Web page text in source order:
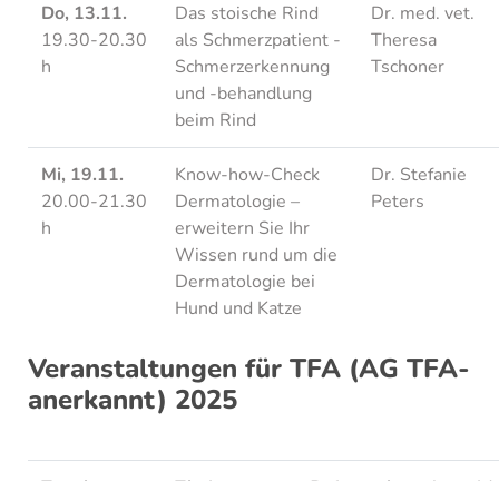
Do, 13.11.
19.30-20.30
h
Das stoische Rind
als Schmerzpatient -
Schmerzerkennung
und -behandlung
beim Rind
Dr. med. vet.
Theresa
Tschoner
Mi, 19.11.
20.00-21.30
h
Know-how-Check
Dermatologie –
erweitern Sie Ihr
Wissen rund um die
Dermatologie bei
Hund und Katze
Dr. Stefanie
Peters
Veranstaltungen für TFA (AG TFA-
anerkannt) 2025